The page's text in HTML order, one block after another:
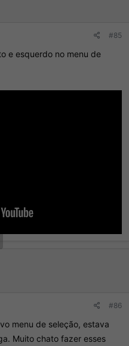
#85
e esquerdo no menu de
#86
menu de seleção, estava
Muito chato fazer esses